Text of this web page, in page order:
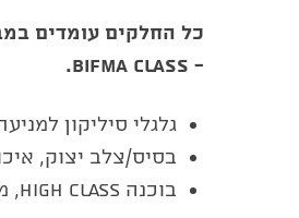
כל החלקים עומדים
- BIFMA CLASS.
גלגלי סיליקון
בסיס/צלב יצוק,
בוכנה HIGH CLASS, מהאיכותיות בעולם!